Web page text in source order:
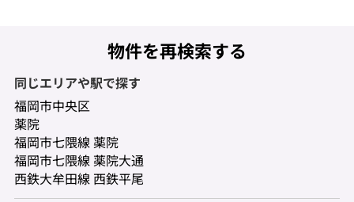
物件を再検索する
同じエリアや駅で探す
福岡市中央区
薬院
福岡市七隈線 薬院
福岡市七隈線 薬院大通
西鉄大牟田線 西鉄平尾